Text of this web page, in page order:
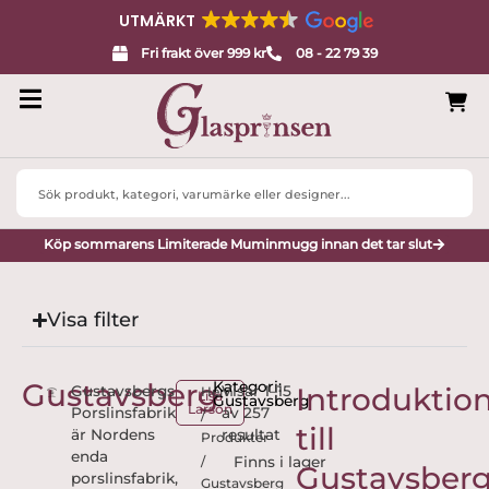
UTMÄRKT
Fri frakt över 999 kr 08 - 22 79 39
Search
Köp sommarens Limiterade Muminmugg innan det tar slut
Visa filter
Gustavsberg
Gustavsbergs
Porslinsfabrik
är Nordens
enda
porslinsfabrik,
Lisa
Larson
Hem
/
Produkter
/
Gustavsberg
Kategori:
Gustavsberg
Visar 1–15
av 257
resultat
till